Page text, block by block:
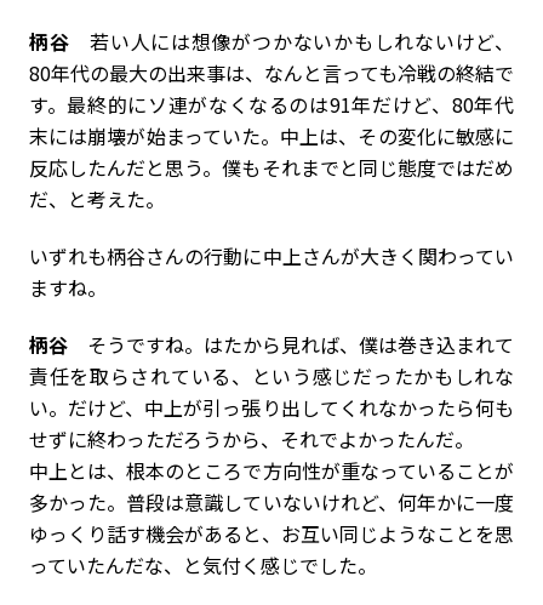
柄谷 若い人には想像がつかないかもしれないけど、
80年代の最大の出来事は、なんと言っても冷戦の終結で
す。最終的にソ連がなくなるのは91年だけど、80年代
末には崩壊が始まっていた。中上は、その変化に敏感に
反応したんだと思う。僕もそれまでと同じ態度ではだめ
だ、と考えた。
――いずれも柄谷さんの行動に中上さんが大きく関わってい
ますね。
柄谷 そうですね。はたから見れば、僕は巻き込まれて
責任を取らされている、という感じだったかもしれな
い。だけど、中上が引っ張り出してくれなかったら何も
せずに終わっただろうから、それでよかったんだ。
中上とは、根本のところで方向性が重なっていることが
多かった。普段は意識していないけれど、何年かに一度
ゆっくり話す機会があると、お互い同じようなことを思
っていたんだな、と気付く感じでした。